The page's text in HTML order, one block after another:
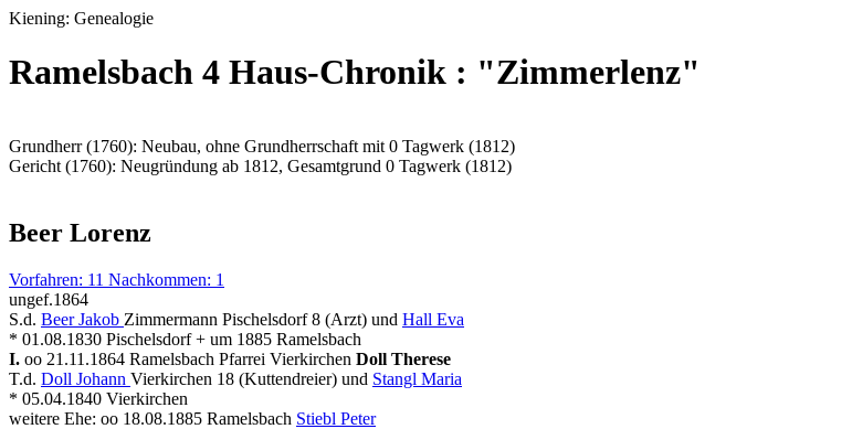
Kiening: Genealogie
Ramelsbach 4 Haus-Chronik : "Zimmerlenz"
Grundherr (1760): Neubau, ohne Grundherrschaft mit 0 Tagwerk (1812)
Gericht (1760): Neugründung ab 1812, Gesamtgrund 0 Tagwerk (1812)
Beer Lorenz
Vorfahren: 11 Nachkommen: 1
ungef.1864
S.d. Beer Jakob Zimmermann Pischelsdorf 8 (Arzt) und Hall Eva
* 01.08.1830 Pischelsdorf + um 1885 Ramelsbach
I. oo 21.11.1864 Ramelsbach Pfarrei Vierkirchen Doll Therese
T.d. Doll Johann Vierkirchen 18 (Kuttendreier) und Stangl Maria
* 05.04.1840 Vierkirchen
weitere Ehe: oo 18.08.1885 Ramelsbach Stiebl Peter